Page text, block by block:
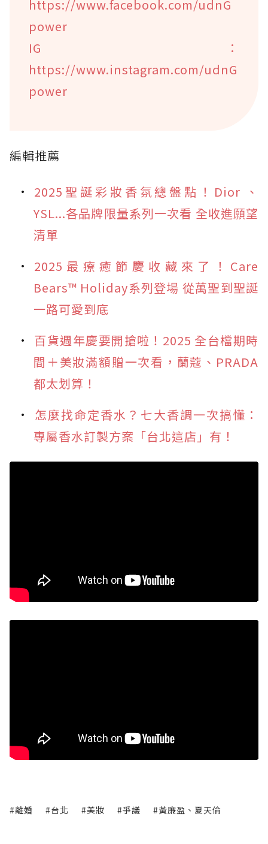
https://www.facebook.com/udnG
power
IG：
https://www.instagram.com/udnG
power
編輯推薦
2025聖誕彩妝香氛總盤點！Dior 、
YSL...各品牌限量系列一次看 全收進願望
清單
2025最療癒節慶收藏來了！Care
Bears™ Holiday系列登場 從萬聖到聖誕
一路可愛到底
百貨週年慶要開搶啦！2025 全台檔期時
間＋美妝滿額贈一次看，蘭蔻、PRADA
都太划算！
怎麼找命定香水？七大香調一次搞懂：
專屬香水訂製方案「台北這店」有！
#離婚 #台北 #美妝 #爭議 #黃廉盈、夏天倫